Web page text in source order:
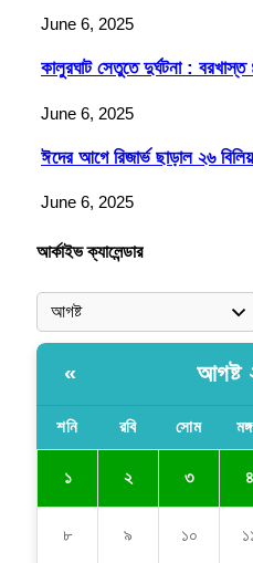
June 6, 2025
কালুরঘাট সেতুতে দুর্ঘটনা :
June 6, 2025
ঈদের আগে রিজার্ভ ছাড়াল ২৬
June 6, 2025
আর্কাইভ ক্যালেন্ডার
« আগষ্ট
শনি রবি সোম
১ ২ ৩ ৪
৮ ৯ ১০